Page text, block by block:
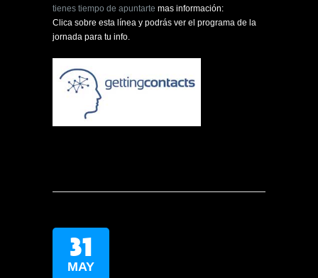
tienes tiempo de apuntarte mas información:
Clica sobre esta línea y podrás ver el programa de la
jornada para tu info.
31
MAY